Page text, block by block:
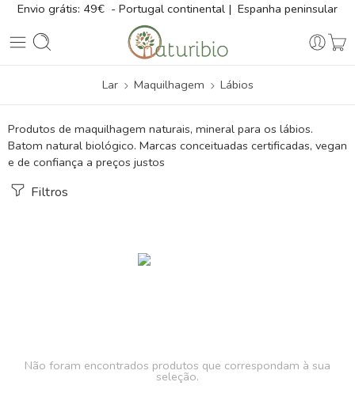
Envio grátis: 49€ - Portugal continental | Espanha peninsular
Lar Maquilhagem Lábios
Produtos de maquilhagem naturais, mineral para os lábios.
Batom natural biológico. Marcas conceituadas certificadas, vegan
e de confiança a preços justos
Filtros
Não foram encontrados produtos que correspondam à sua
seleção.